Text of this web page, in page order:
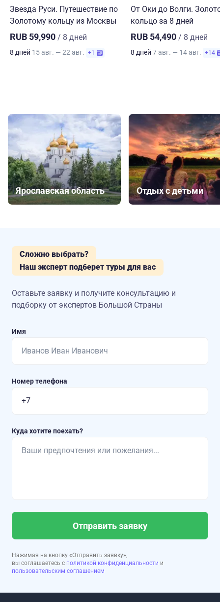
Звезда Руси. Путешествие по
Золотому кольцу из Москвы
RUB 59,990 / 8 дней
8 дней 15 авг. — 22 авг. +1
От Оки до Волги.
кольцо за 8 дней
RUB 54,490 / 8 дней
8 дней 7 авг. — 14 авг. +14
Ярославская область Отдых с детьми
Сложно выбрать?
Наш эксперт подберет туры для вас
Оставьте заявку и получите консультацию и
подборку от экспертов Большой Страны
Имя
Номер телефона
Куда хотите поехать?
Отправить заявку
Нажимая на кнопку «Отправить заявку»,
вы соглашаетесь с политикой конфиденциальности и
пользовательским соглашением